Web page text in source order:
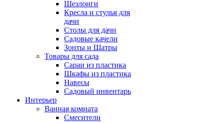
Шезлонги
Кресла и стулья для
дачи
Столы для дачи
Садовые качели
Зонты и Шатры
Товары для сада
Сараи из пластика
Шкафы из пластика
Навесы
Садовый инвентарь
Интерьер
Ванная комната
Смесители